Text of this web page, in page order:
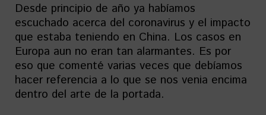
Desde principio de año ya habíamos
escuchado acerca del coronavirus y el impacto
que estaba teniendo en China. Los casos en
Europa aun no eran tan alarmantes. Es por
eso que comenté varias veces que debíamos
hacer referencia a lo que se nos venia encima
dentro del arte de la portada.